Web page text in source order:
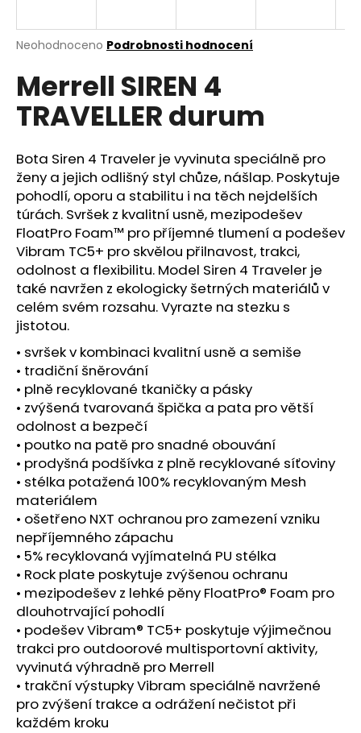
Průměrné
produktu
je
0,0
hvězdiček.
Neohodnoceno Podrobnosti hodnocení
Merrell SIREN 4
TRAVELLER durum
Bota Siren 4 Traveler je vyvinuta speciálně pro
ženy a jejich odlišný styl chůze, nášlap. Poskytuje
pohodlí, oporu a stabilitu i na těch nejdelších
túrách. Svršek z kvalitní usně, mezipodešev
FloatPro Foam™ pro příjemné tlumení a podešev
Vibram TC5+ pro skvělou přilnavost, trakci,
odolnost a flexibilitu. Model Siren 4 Traveler je
také navržen z ekologicky šetrných materiálů v
celém svém rozsahu. Vyrazte na stezku s
jistotou.
• svršek v kombinaci kvalitní usně a semiše
• tradiční šněrování
• plně recyklované tkaničky a pásky
• zvýšená tvarovaná špička a pata pro větší
odolnost a bezpečí
• poutko na patě pro snadné obouvání
• prodyšná podšívka z plně recyklované síťoviny
• stélka potažená 100% recyklovaným Mesh
materiálem
• ošetřeno NXT ochranou pro zamezení vzniku
nepříjemného zápachu
• 5% recyklovaná vyjímatelná PU stélka
• Rock plate poskytuje zvýšenou ochranu
• mezipodešev z lehké pěny FloatPro® Foam pro
dlouhotrvající pohodlí
• podešev Vibram® TC5+ poskytuje výjimečnou
trakci pro outdoorové multisportovní aktivity,
vyvinutá výhradně pro Merrell
• trakční výstupky Vibram speciálně navržené
pro zvýšení trakce a odrážení nečistot při
každém kroku
j
t
?
HLEDAT
D
o
p
o
r
u
č
u
j
e
m
e
PILLAR
PERFORMANCE
COLLAGEN
REPAIR
TENDON
&
LIGAMENT
268
Kč